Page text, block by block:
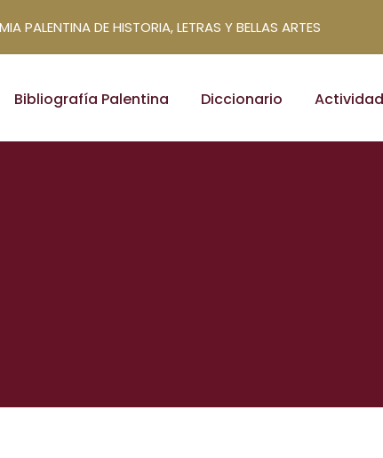
PALENTINA DE HISTORIA, LETRAS Y BELLAS ARTES
Bibliografía Palentina Diccionario